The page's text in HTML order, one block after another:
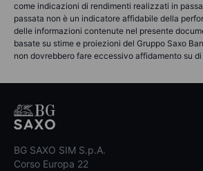
come indicazioni di rendimenti realizzati in
passata non è un indicatore affidabile della
delle informazioni contenute nel presente
basate su stime e proiezioni del Gruppo Saxo
non dovrebbero fare eccessivo affidamento su di
BG SAXO SIM S.p.A.
Corso Europa 22